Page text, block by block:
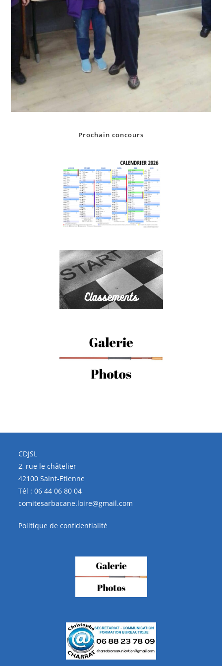
Prochain concours
CDJSL
2, rue le châtelier
42100 Saint-Etienne
Tél :06 44 06 80 04
comitesarbacane.loire@gmail.com
Politique de confidentialité